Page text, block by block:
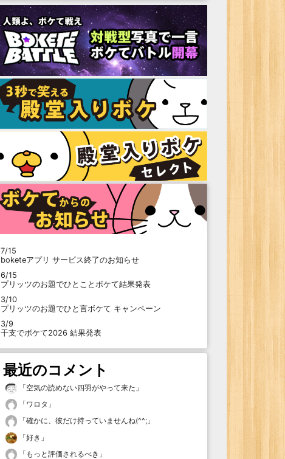
7/15
boketeアプリ サービス終了のお知らせ
6/15
プリッツのお題でひとことボケて結果発表
3/10
プリッツのお題でひと言ボケて キャンペーン
3/9
干支でボケて2026 結果発表
最近のコメント
「空気の読めない四羽がやって来た 」
「ワロタ 」
「確かに、彼だけ持っていませんね(^^; 」
「好き 」
「 もっと評価されるべき 」